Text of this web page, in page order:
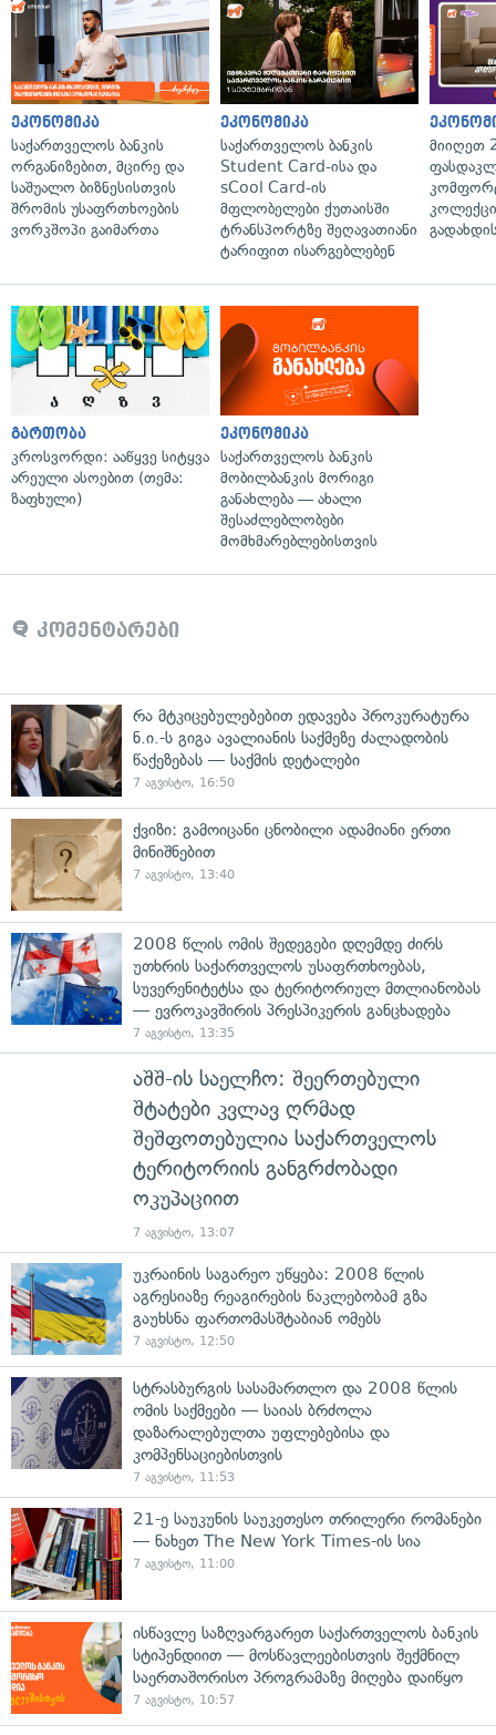
ეკონომიკა
საქართველოს ბანკის
ორგანიზებით, მცირე და
საშუალო ბიზნესისთვის
შრომის უსაფრთხოების
ვორკშოპი გაიმართა
ეკონომიკა
საქართველოს ბანკის
Student Card-ისა და
sCool Card-ის
მფლობელები ქუთაისში
ტრანსპორტზე შეღავათიანი
ტარიფით ისარგებლებენ
მიიღეთ
გართობა
კროსვორდი: ააწყვე სიტყვა
არეული ასოებით (თემა:
ზაფხული)
ეკონომიკა
საქართველოს ბანკის
მობილბანკის მორიგი
განახლება — ახალი
შესაძლებლობები
მომხმარებლებისთვის
კომენტარები
რა მტკიცებულებებით ედავება პროკურატურა
ნ.ი.-ს გიგა ავალიანის საქმეზე ძალადობის
წაქეზებას — საქმის დეტალები
7 აგვისტო, 16:50
ქვიზი: გამოიცანი ცნობილი ადამიანი ერთი
მინიშნებით
7 აგვისტო, 13:40
2008 წლის ომის შედეგები დღემდე ძირს
უთხრის საქართველოს უსაფრთხოებას,
სუვერენიტეტსა და ტერიტორიულ მთლიანობას
— ევროკავშირის პრესპიკერის განცხადება
7 აგვისტო, 13:35
აშშ-ის საელჩო: შეერთებული
შტატები კვლავ ღრმად
შეშფოთებულია საქართველოს
ტერიტორიის განგრძობადი
ოკუპაციით
7 აგვისტო, 13:07
უკრაინის საგარეო უწყება: 2008 წლის
აგრესიაზე რეაგირების ნაკლებობამ გზა
გაუხსნა ფართომასშტაბიან ომებს
7 აგვისტო, 12:50
სტრასბურგის სასამართლო და 2008 წლის
ომის საქმეები — საიას ბრძოლა
დაზარალებულთა უფლებებისა და
კომპენსაციებისთვის
7 აგვისტო, 11:53
21-ე საუკუნის საუკეთესო თრილერი რომანები
— ნახეთ The New York Times-ის სია
7 აგვისტო, 11:00
ისწავლე საზღვარგარეთ საქართველოს ბანკის
სტიპენდიით — მოსწავლეებისთვის შექმნილ
საერთაშორისო პროგრამაზე მიღება დაიწყო
7 აგვისტო, 10:57